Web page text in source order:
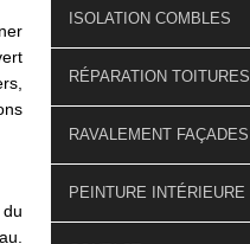
ISOLATION COMBLES
RÉPARATION TOITURES
RAVALEMENT FAÇADES
PEINTURE INTÉRIEURE